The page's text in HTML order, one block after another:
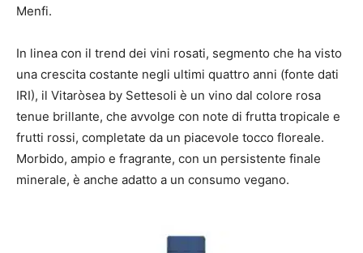
Menfi.
In linea con il trend dei vini rosati, segmento che ha visto
una crescita costante negli ultimi quattro anni (fonte dati
IRI), il Vitaròsea by Settesoli è un vino dal colore rosa
tenue brillante, che avvolge con note di frutta tropicale e
frutti rossi, completate da un piacevole tocco floreale.
Morbido, ampio e fragrante, con un persistente finale
minerale, è anche adatto a un consumo vegano.